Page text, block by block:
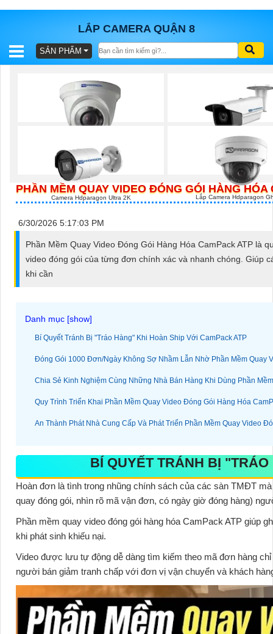
LẮP CAMERA QUẬN 8
BÁO
TƯ
VẤN
LẮP
ĐẶT
CAMERA
SẢN PHẨM
Camera Ultra 4k Hdparagon Camera Hdparagon Hình
Camera Hdparagon Ultra 2K Lắp Camera Hdparagon
PHẦN MỀM QUAY VIDEO ĐÓNG GÓI HÀNG HÓA
6/30/2026 5:17:03 PM
Phần Mềm Quay Video Đóng Gói Hàng Hóa CamPack ATP là
video đóng gói của từng đơn chính xác và nhanh chóng. Giúp
khi cần
Bí Quyết Tránh Bị "Tráo Hàng" Khi Hoàn Ship Với CamPack ATP
Đóng Gói 1000 Đơn/Ngày Không Sợ Nhầm Lẫn Nhờ Phần Mềm Quay
Chia Sẻ Kinh Nghiệm Cùng Những Nhà Bán Hàng Khi Dùng Phần
Quy Trình Triển Khai Phần Mềm Quay Video Đóng Gói Hàng Hóa
An Thành Phát Nhà Cung Cấp Và Phát Triển Phần Mềm Quay Video
BÍ QUYẾT TRÁNH BỊ
Hoàn đơn là tình trong nhũng chính sách của các sàn TMĐT
quay đóng gói, nhìn rõ mã vận đơn, có ngày giờ đóng hàng)
Phần mềm quay video đóng gói hàng hóa CamPack ATP giúp
khi phát sinh khiếu nại.
Video được lưu tự động dễ dàng tìm kiếm theo mã đơn hàng
người bán giảm tranh chấp với đơn vị vận chuyển và khách